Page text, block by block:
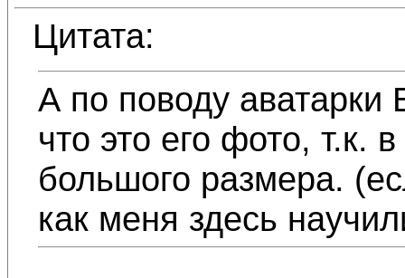
Цитата:
А по поводу аватарки
что это его фото, т.к.
большого размера.
как меня здесь